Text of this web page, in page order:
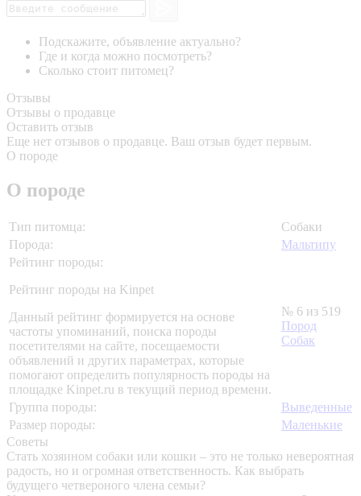
Подскажите, объявление актуально?
Где и когда можно посмотреть?
Сколько стоит питомец?
Отзывы
Отзывы о продавце
Оставить отзыв
Еще нет отзывов о продавце. Ваш отзыв будет первым.
О породе
О породе
Тип питомца:
Собаки
Порода:
Мальтипу
Рейтинг породы:
Рейтинг породы на Kinpet
Данный рейтинг формируется на основе
частоты упоминаний, поиска породы
посетителями на сайте, посещаемости
объявлений и других параметрах, которые
помогают определить популярность породы на
площадке Kinpet.ru в текущий период времени.
№ 6 из 519
Пород
Собак
Группа породы:
Выведенные
Размер породы:
Маленькие
Советы
Стать хозяином собаки или кошки – это не только невероятная
радость, но и огромная ответственность. Как выбрать
будущего четвероного члена семьи?